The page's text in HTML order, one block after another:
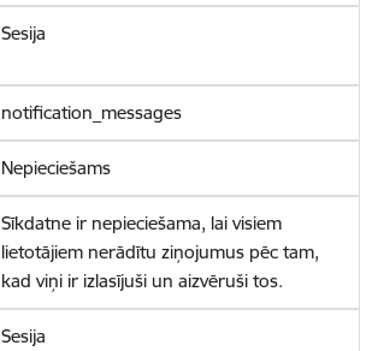
Sesija
notification_messages
Nepieciešams
Sīkdatne ir nepieciešama, lai visiem
lietotājiem nerādītu ziņojumus pēc tam,
kad viņi ir izlasījuši un aizvēruši tos.
Sesija